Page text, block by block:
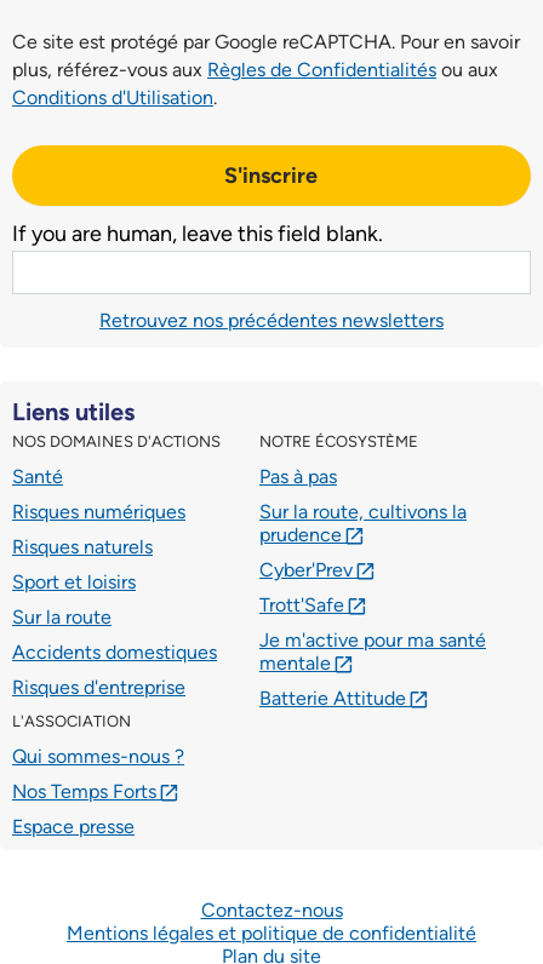
Liens utiles
NOS DOMAINES D'ACTIONS
Santé
Risques numériques
Risques naturels
Sport et loisirs
Sur la route
Accidents domestiques
Risques d'entreprise
NOTRE ÉCOSYSTÈME
Pas à pas
Sur la route, cultivons la
prudence lien externe
Cyber'Prev lien externe
Trott'Safe lien externe
Je m'active pour ma santé
mentale lien externe
Batterie Attitude lien externe
L'ASSOCIATION
Qui sommes-nous ?
Nos Temps Forts lien externe
Espace presse
Ce site est protégé par Google reCAPTCHA. Pour en savoir
plus, référez-vous aux Règles de Confidentialités ou aux
Conditions d'Utilisation.
S'inscrire
If you are human, leave this field blank.
Retrouvez nos précédentes newsletters
Contactez-nous
Mentions légales et politique de confidentialité
Plan du site